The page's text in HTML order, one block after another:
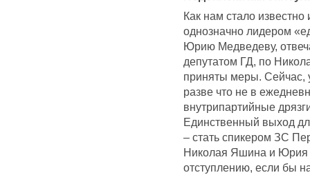
Как нам стало
однозначно лидером
Юрию Медведеву,
депутатом ГД, по
приняты меры. Сейчас,
разве что не в
внутрипартийные
Единственный выход
– стать спикером ЗС
Николая Яшина и Юрия
отступлению, если бы